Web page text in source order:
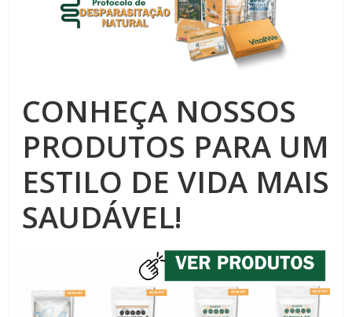
CONHEÇA NOSSOS
PRODUTOS PARA UM
ESTILO DE VIDA MAIS
SAUDÁVEL!